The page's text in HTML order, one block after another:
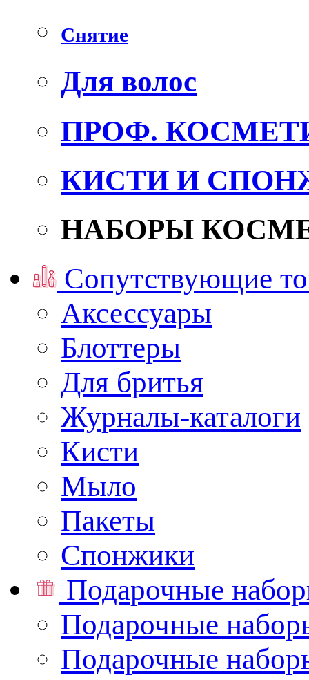
Снятие
Для волос
ПРОФ.
КИСТИ И
НАБОРЫ
Сопутствующие
Аксессуары
Блоттеры
Для бритья
Журналы-каталоги
Кисти
Мыло
Пакеты
Спонжики
Подарочные
Подарочные
Подарочные